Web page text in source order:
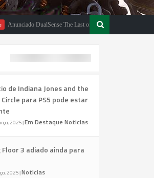
DualSense The Last of Us Limited Edition
de Indiana Jones and the
para PS5 pode estar
2025|Em Destaque Noticias
Floor 3 adiado ainda para
2025|Noticias